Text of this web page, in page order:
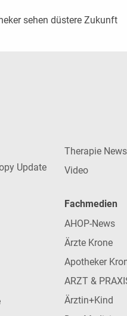
sehen düstere Zukunft
Update
Therapie News
Video
Fachmedien
AHOP-News
Ärzte Krone
Apotheker
ARZT &
Ärztin+Kind